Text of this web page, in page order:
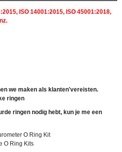
ISO 14001:2015, ISO 45001:2018,
we maken als klanten'vereisten.
ringen
ringen nodig hebt, kun je me een